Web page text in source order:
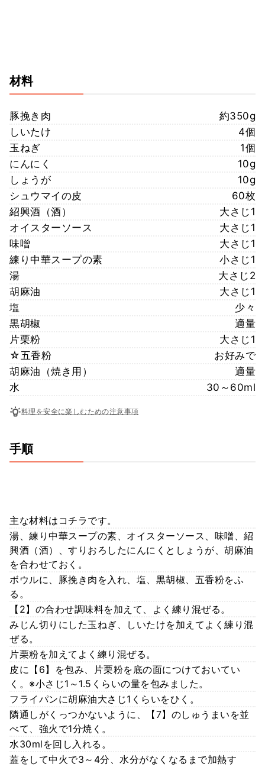
材料
豚挽き肉
約350g
しいたけ
4個
玉ねぎ
1個
にんにく
10g
しょうが
10g
シュウマイの皮
60枚
紹興酒（酒）
大さじ1
オイスターソース
大さじ1
味噌
大さじ1
練り中華スープの素
小さじ1
湯
大さじ2
胡麻油
大さじ1
塩
少々
黒胡椒
適量
片栗粉
大さじ1
☆五香粉
お好みで
胡麻油（焼き用）
適量
水
30～60ml
料理を安全に楽しむための注意事項
手順
主な材料はコチラです。
湯、練り中華スープの素、オイスターソース、味噌、紹
興酒（酒）、すりおろしたにんにくとしょうが、胡麻油
を合わせておく。
ボウルに、豚挽き肉を入れ、塩、黒胡椒、五香粉をふ
る。
【2】の合わせ調味料を加えて、よく練り混ぜる。
みじん切りにした玉ねぎ、しいたけを加えてよく練り混
ぜる。
片栗粉を加えてよく練り混ぜる。
皮に【6】を包み、片栗粉を底の面につけておいてい
く。※小さじ1～1.5くらいの量を包みました。
フライパンに胡麻油大さじ1くらいをひく。
隣通しがくっつかないように、【7】のしゅうまいを並
べて、強火で1分焼く。
水30mlを回し入れる。
蓋をして中火で3～4分、水分がなくなるまで加熱す